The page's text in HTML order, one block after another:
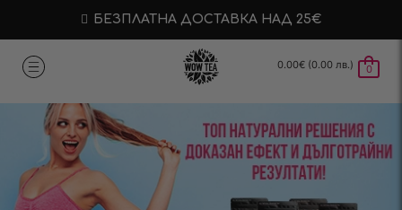
БЕЗПЛАТНА ДОСТАВКА НАД 25€
0.00€ (0.00 лв.) 0